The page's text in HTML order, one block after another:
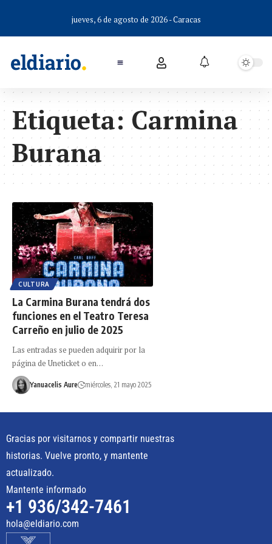
jueves, 6 de agosto de 2026 - Caracas
Etiqueta: Carmina
Burana
CULTURA
La Carmina Burana tendrá dos
funciones en el Teatro Teresa
Carreño en julio de 2025
Las entradas se pueden adquirir por la
página de Uneticket o en…
Yanuacelis Aure miércoles, 21 mayo 2025
Gracias por visitarnos y compartir nuestras
historias. Vuelve pronto, y mantente
actualizado.
Mantente informado
+1 936/342-7461
hola@eldiario.com